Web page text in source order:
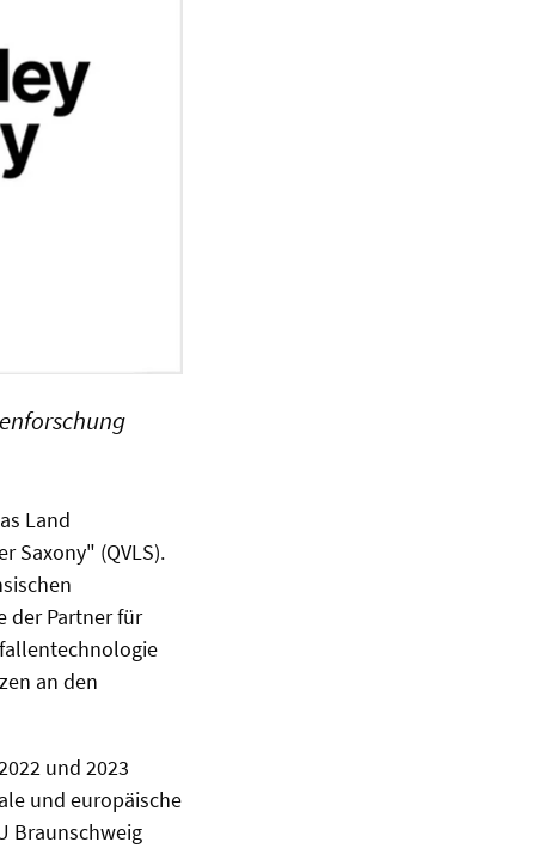
Land
Saxony" (QVLS).
der Partner für
an den
und 2023
und europäische
Braunschweig